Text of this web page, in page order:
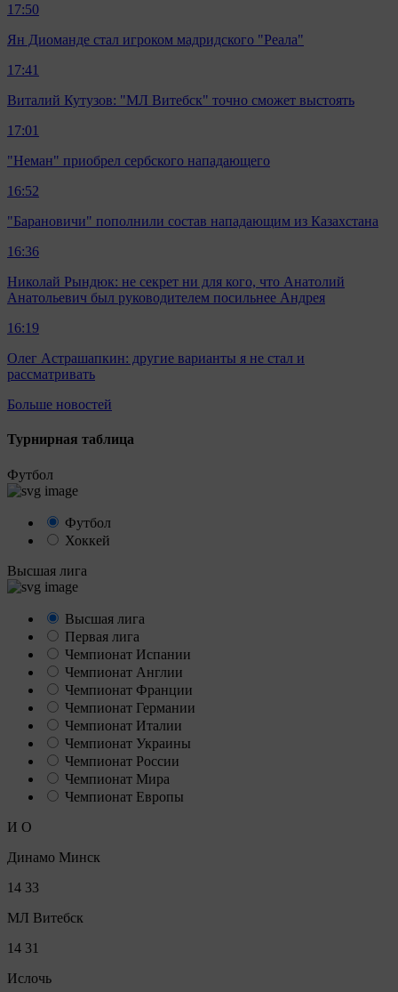
17:50
Ян Диоманде стал игроком мадридского "Реала"
17:41
Виталий Кутузов: "МЛ Витебск" точно сможет выстоять
17:01
"Неман" приобрел сербского нападающего
16:52
"Барановичи" пополнили состав нападающим из Казахстана
16:36
Николай Рындюк: не секрет ни для кого, что Анатолий
Анатольевич был руководителем посильнее Андрея
16:19
Олег Астрашапкин: другие варианты я не стал и
рассматривать
Больше новостей
Турнирная таблица
Футбол
Футбол
Хоккей
Высшая лига
Высшая лига
Первая лига
Чемпионат Испании
Чемпионат Англии
Чемпионат Франции
Чемпионат Германии
Чемпионат Италии
Чемпионат Украины
Чемпионат России
Чемпионат Мира
Чемпионат Европы
И О
Динамо Минск
14 33
МЛ Витебск
14 31
Ислочь